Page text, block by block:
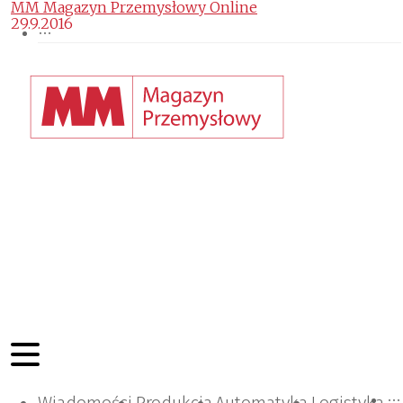
MM Magazyn Przemysłowy Online
29.9.2016